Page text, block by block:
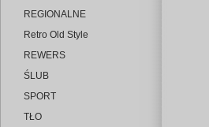
REGIONALNE
Retro Old Style
REWERS
ŚLUB
SPORT
TŁO